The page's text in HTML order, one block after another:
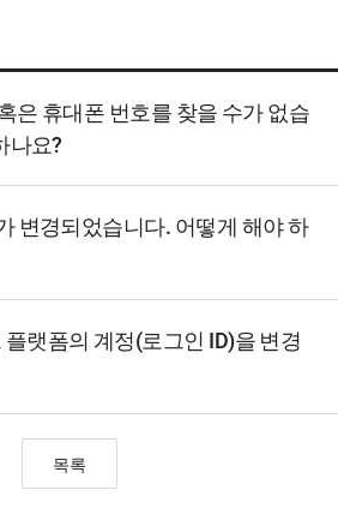
은 휴대폰 번호를 찾을 수가 없습
나요?
변경되었습니다. 어떻게 해야 하
랫폼의 계정(로그인 ID)을 변경
목록